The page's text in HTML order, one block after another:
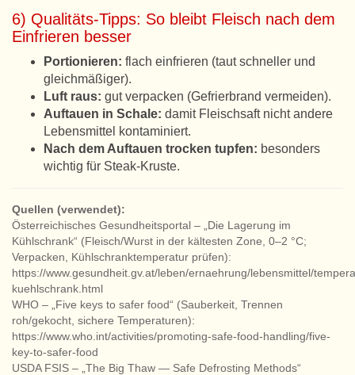
6) Qualitäts-Tipps: So bleibt Fleisch nach dem
Einfrieren besser
Portionieren: flach einfrieren (taut schneller und
gleichmäßiger).
Luft raus: gut verpacken (Gefrierbrand vermeiden).
Auftauen in Schale: damit Fleischsaft nicht andere
Lebensmittel kontaminiert.
Nach dem Auftauen trocken tupfen: besonders
wichtig für Steak-Kruste.
Quellen (verwendet):
Österreichisches Gesundheitsportal – „Die Lagerung im
Kühlschrank“ (Fleisch/Wurst in der kältesten Zone, 0–2 °C;
Verpacken, Kühlschranktemperatur prüfen):
https://www.gesundheit.gv.at/leben/ernaehrung/lebensmittel/
kuehlschrank.html
WHO – „Five keys to safer food“ (Sauberkeit, Trennen
roh/gekocht, sichere Temperaturen):
https://www.who.int/activities/promoting-safe-food-handling/five-
key-to-safer-food
USDA FSIS – „The Big Thaw — Safe Defrosting Methods“